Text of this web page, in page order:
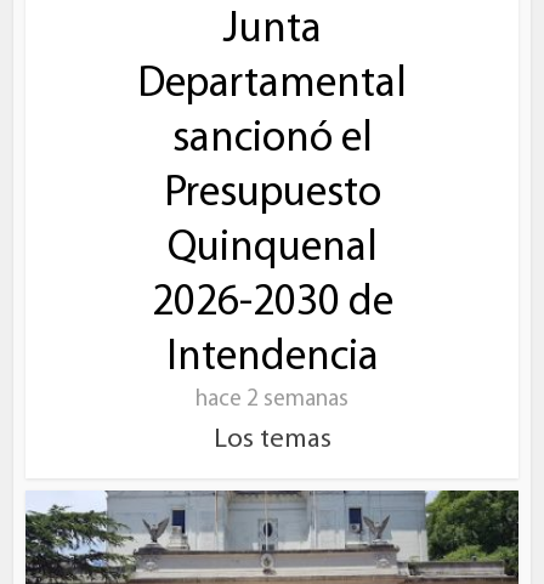
Junta
Departamental
sancionó el
Presupuesto
Quinquenal
2026-2030 de
Intendencia
hace 2 semanas
Los temas